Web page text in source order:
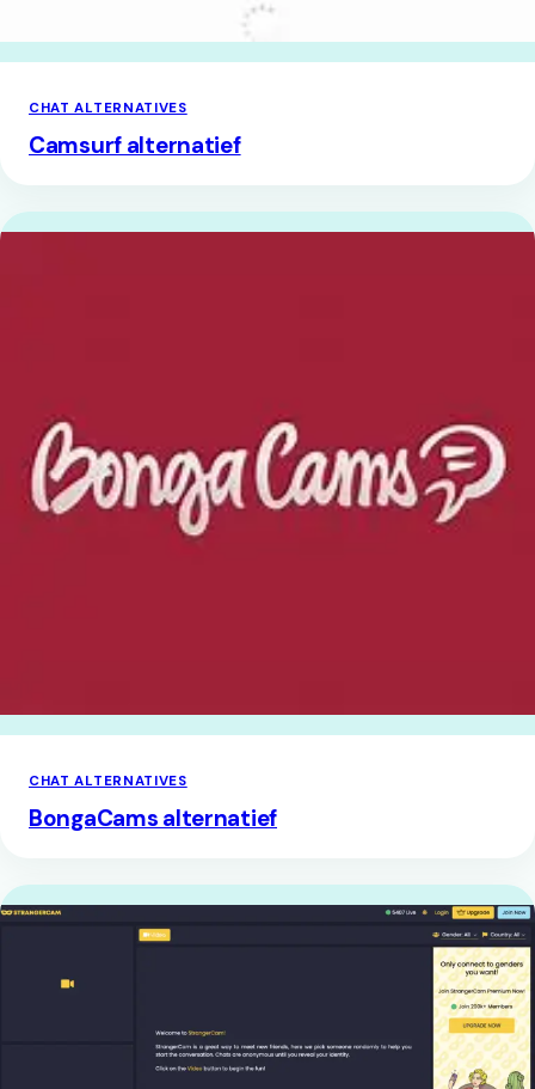
CHAT ALTERNATIVES
Camsurf alternatief
CHAT ALTERNATIVES
BongaCams alternatief